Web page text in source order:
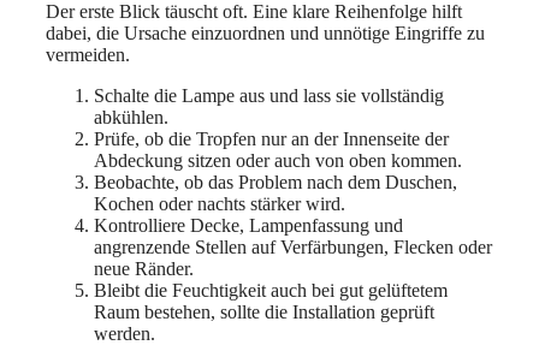
Der erste Blick täuscht oft. Eine klare Reihenfolge hilft
dabei, die Ursache einzuordnen und unnötige Eingriffe zu
vermeiden.
Schalte die Lampe aus und lass sie vollständig
abkühlen.
Prüfe, ob die Tropfen nur an der Innenseite der
Abdeckung sitzen oder auch von oben kommen.
Beobachte, ob das Problem nach dem Duschen,
Kochen oder nachts stärker wird.
Kontrolliere Decke, Lampenfassung und
angrenzende Stellen auf Verfärbungen, Flecken oder
neue Ränder.
Bleibt die Feuchtigkeit auch bei gut gelüftetem
Raum bestehen, sollte die Installation geprüft
werden.